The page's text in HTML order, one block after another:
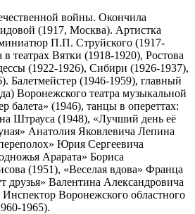
войны. Окончила
(1917, Москва). Артистка
миниатюр П.П. Струйского (1917-
театрах Вятки (1918-1920), Ростова
(1922-1926), Сибири (1926-1937),
Балетмейстер (1946-1959), главный
Воронежского театра музыкальной
балета» (1946), танцы в опереттах:
Штрауса (1948), «Лучший день её
Анатолия Яковлевича Лепина
Юрия Сергеевича
Арарата» Бориса
(1951), «Веселая вдова» Франца
друзья» Валентина Александровича
Воронежского областного
1965).